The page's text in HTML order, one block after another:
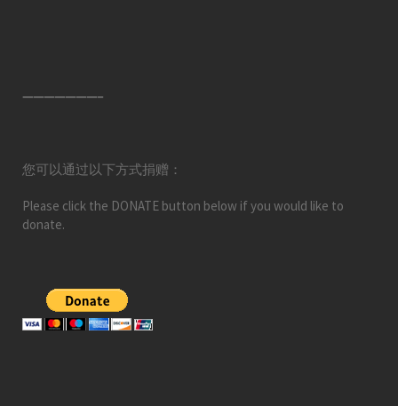
———————–
您可以通过以下方式捐赠：
Please click the DONATE button below if you would like to
donate.